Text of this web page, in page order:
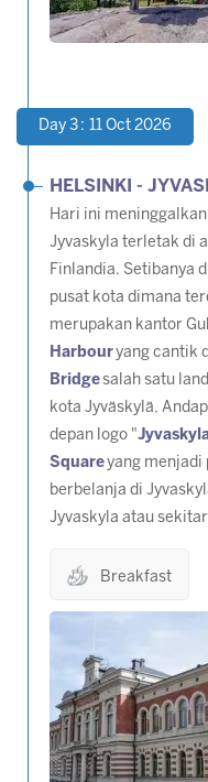
Day 3 : 11 Oct 2026
HELSINKI -
Hari ini
Jyvaskyla terletak di
Finlandia. Setibanya
pusat kota dimana
merupakan kantor
Harbouryang cantik
Bridgesalah satu
kota Jyväskylä,
depan logo "
Squareyang menjadi
berbelanja di
Jyvaskyla atau
Breakfast